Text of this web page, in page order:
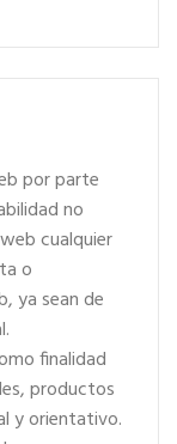
por parte
no
cualquier
o
ya sean de
finalidad
productos
y orientativo.